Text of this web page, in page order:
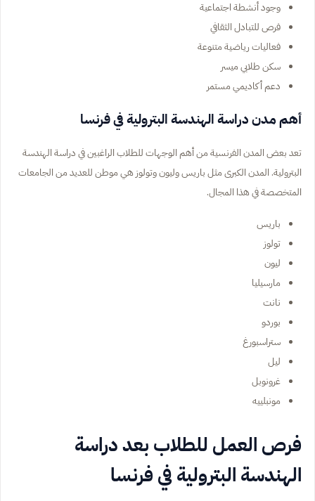
وجود أنشطة اجتماعية
فرص للتبادل الثقافي
فعاليات رياضية متنوعة
سكن طلابي ميسر
دعم أكاديمي مستمر
أهم مدن دراسة الهندسة البترولية في فرنسا
تعد بعض المدن الفرنسية من أهم الوجهات للطلاب الراغبين في دراسة الهندسة
البترولية. المدن الكبرى مثل باريس وليون وتولوز هي موطن للعديد من الجامعات
المتخصصة في هذا المجال.
باريس
تولوز
ليون
مارسيليا
نانت
بوردو
ستراسبورغ
ليل
غرونوبل
مونبلييه
فرص العمل للطلاب بعد دراسة
الهندسة البترولية في فرنسا